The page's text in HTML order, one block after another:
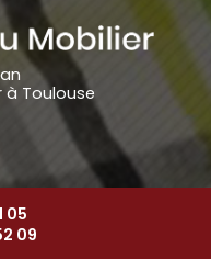
à Toulouse
05
09